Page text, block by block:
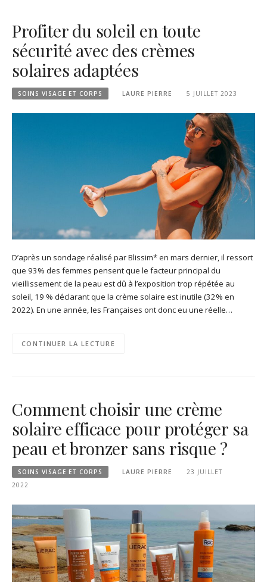
Profiter du soleil en toute
sécurité avec des crèmes
solaires adaptées
SOINS VISAGE ET CORPS LAURE PIERRE 5 JUILLET 2023
D’après un sondage réalisé par Blissim* en mars dernier, il ressort
que 93% des femmes pensent que le facteur principal du
vieillissement de la peau est dû à l’exposition trop répétée au
soleil, 19 % déclarant que la crème solaire est inutile (32% en
2022). En une année, les Françaises ont donc eu une réelle…
CONTINUER LA LECTURE
Comment choisir une crème
solaire efficace pour protéger sa
peau et bronzer sans risque ?
SOINS VISAGE ET CORPS LAURE PIERRE
23 JUILLET
2022